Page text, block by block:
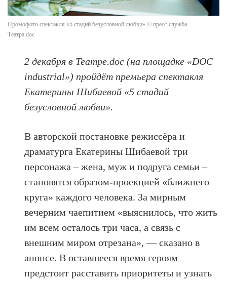
Промофото спектакля «5 стадий безусловной любви» © пресс-служба
Театра.doc
2 декабря в Театре.doc (на площадке «DOC
industrial») пройдёт премьера спектакля
Екатерины Шибаевой «5 стадий
безусловной любви».
В авторской постановке режиссёра и
драматурга Екатерины Шибаевой три
персонажа – жена, муж и подруга семьи –
становятся образом-проекцией «ближнего
круга» каждого человека. За мирным
вечерним чаепитием «выяснилось, что жить
им всем осталось три часа, а связь с
внешним миром отрезана», — сказано в
анонсе. В оставшееся время героям
предстоит расставить приоритеты и узнать